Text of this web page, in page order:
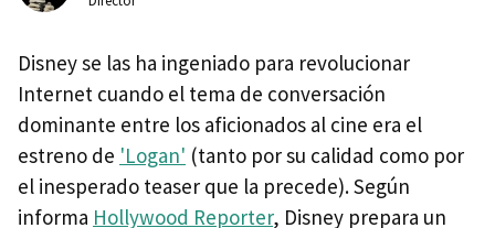
Disney se las ha ingeniado para revolucionar
Internet cuando el tema de conversación
dominante entre los aficionados al cine era el
estreno de 'Logan' (tanto por su calidad como por
el inesperado teaser que la precede). Según
informa Hollywood Reporter, Disney prepara un